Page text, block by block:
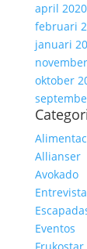
april 2020
februari
januari
oktober
Allianser
Avokado
Eventos